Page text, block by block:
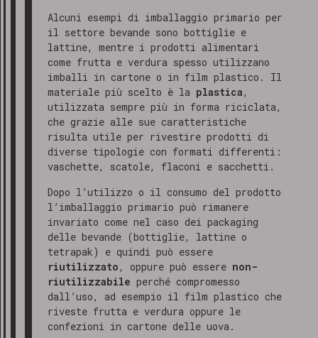
Alcuni esempi di imballaggio primario per
il settore bevande sono bottiglie e
lattine, mentre i prodotti alimentari
come frutta e verdura spesso utilizzano
imballi in cartone o in film plastico. Il
materiale più scelto è la plastica,
utilizzata sempre più in forma riciclata,
che grazie alle sue caratteristiche
risulta utile per rivestire prodotti di
diverse tipologie con formati differenti:
vaschette, scatole, flaconi e sacchetti.
Dopo l’utilizzo o il consumo del prodotto
l’imballaggio primario può rimanere
invariato come nel caso dei packaging
delle bevande (bottiglie, lattine o
tetrapak) e quindi può essere
riutilizzato, oppure può essere non-
riutilizzabile perché compromesso
dall’uso, ad esempio il film plastico che
riveste frutta e verdura oppure le
confezioni in cartone delle uova.